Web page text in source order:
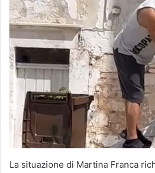
La situazione di Martina Franca